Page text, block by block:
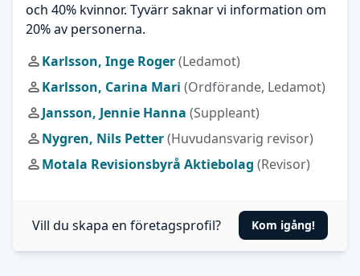
och 40% kvinnor. Tyvärr saknar vi information om
20% av personerna.
Karlsson, Inge Roger(Ledamot)
Karlsson, Carina Mari (Ordförande, Ledamot)
Jansson, Jennie Hanna (Suppleant)
Nygren, Nils Petter(Huvudansvarig revisor)
Motala Revisionsbyrå Aktiebolag (Revisor)
Vill du skapa en företagsprofil? Kom igång!